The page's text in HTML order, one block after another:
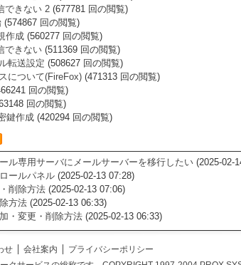
できない 2(677781 回の閲覧)
(574867 回の閲覧)
作成(560277 回の閲覧)
できない(511369 回の閲覧)
転送設定 (508627 回の閲覧)
について(FireFox)(471313 回の閲覧)
回の閲覧)
回の閲覧)
鍵作成(420294 回の閲覧)
ル専用サーバにメールサーバーを移行したい(2025-02-
ールパネル(2025-02-13 07:28)
削除方法(2025-02-13 07:06)
方法(2025-02-13 06:33)
・変更・削除方法(2025-02-13 06:33)
せ 会社案内
プライバシーポリシー